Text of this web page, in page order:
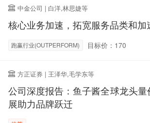
中金公司 | 白洋,林思婕等
核心业务加速，拓宽服务品类和加
跑赢行业(OUTPERFORM) 目标价：170
方正证券 | 王泽华,毛学东等
公司深度报告：鱼子酱全球龙头量
展助力品牌跃迁